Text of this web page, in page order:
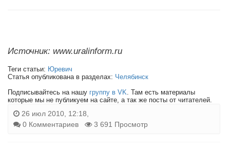
Источник: www.uralinform.ru
Теги статьи: Юревич
Статья опубликована в разделах: Челябинск
Подписывайтесь на нашу группу в VK. Там есть материалы
которые мы не публикуем на сайте, а так же посты от читателей.
26 июл 2010, 12:18,
0 Комментариев
3 691 Просмотр